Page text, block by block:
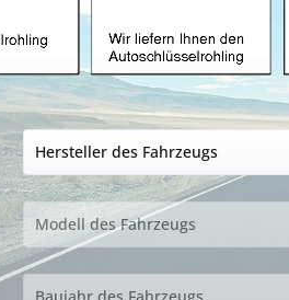
3
19,99
inkl. MwSt.
Lieferzeit